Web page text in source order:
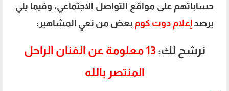
حساباتهم على مواقع التواصل الاجتماعي، وفيما يلي
يرصدإعلام دوت كوم بعض من نعي المشاهير:
نرشح لك:
13 معلومة عن الفنان الراحل
المنتصر بالله